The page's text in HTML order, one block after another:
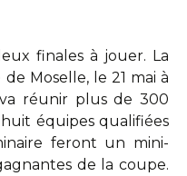
finales à jouer. La
Moselle, le 21 mai à
réunir plus de 300
huit équipes qualifiées
feront un mini-
de la coupe.